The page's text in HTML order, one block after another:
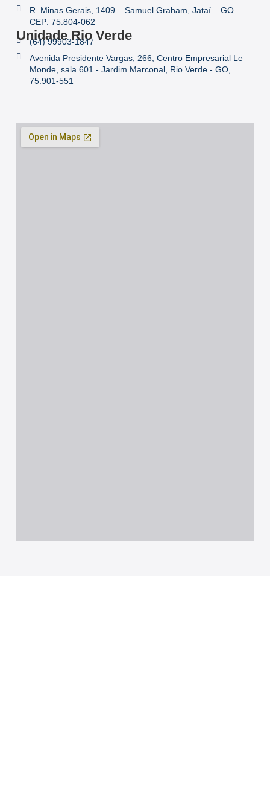
R. Minas Gerais, 1409 – Samuel Graham, Jataí – GO.
CEP: 75.804-062
Unidade Rio Verde
(64) 99903-1847
Avenida Presidente Vargas, 266, Centro Empresarial Le
Monde, sala 601 - Jardim Marconal, Rio Verde - GO,
75.901-551